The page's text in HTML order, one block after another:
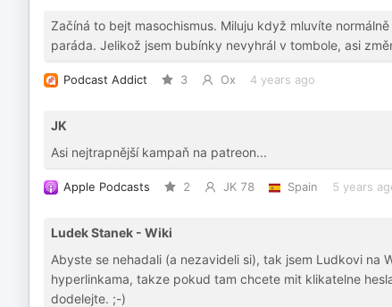
Začíná to bejt masochismus. Miluju když mluvíte
paráda. Jelikož jsem bubínky nevyhrál v tombole, asi
Podcast Addict 3 Ox 4 years ago
JK
Asi nejtrapnější kampaň na patreon...
Apple Podcasts 2 JK 78 Spain 5 years
Ludek Stanek - Wiki
Abyste se nehadali (a nezavideli si), tak jsem Ludkovi na
hyperlinkama, takze pokud tam chcete mit klikatelne
dodelejte. ;-)